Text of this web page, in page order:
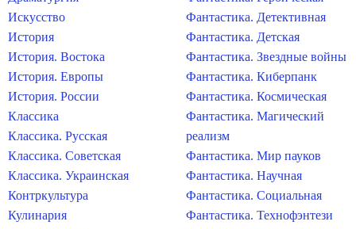
Искусство
История
История. Востока
История. Европы
История. России
Классика
Классика. Русская
Классика. Советская
Классика. Украинская
Контркультура
Кулинария
Фантастика. Детективная
Фантастика. Детская
Фантастика. Звездные войны
Фантастика. Киберпанк
Фантастика. Космическая
Фантастика. Магический
реализм
Фантастика. Мир пауков
Фантастика. Научная
Фантастика. Социальная
Фантастика. Технофэнтези